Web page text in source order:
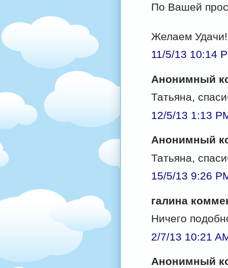
По Вашей
Желаем Удачи!
11/5/13 10:14
Анонимный
Татьяна,
12/5/13 1:13
Анонимный
Татьяна,
15/5/13 9:26
галина
Ничего
2/7/13 10:21
Анонимный